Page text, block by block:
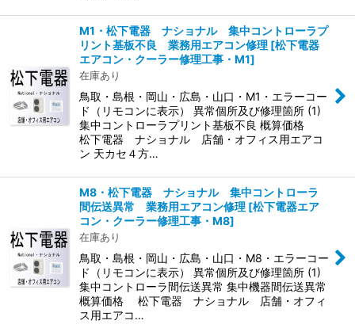
M1・松下電器 ナショナル 集中コントローラプ
リント基板不良 業務用エアコン修理 [松下電器
エアコン・クーラー修理工事・M1]
在庫あり
鳥取・島根・岡山・広島・山口・M1・エラーコー
ド（リモコンに表示） 異常個所及び修理箇所 (1)
集中コントローラプリント基板不良 概算価格
松下電器 ナショナル 店舗・オフィス用エアコ
ン 天カセ４方…
M8・松下電器 ナショナル 集中コントローラ
間伝送異常 業務用エアコン修理 [松下電器エア
コン・クーラー修理工事・M8]
在庫あり
鳥取・島根・岡山・広島・山口・M8・エラーコー
ド（リモコンに表示） 異常個所及び修理箇所 (1)
集中コントローラ間伝送異常 集中機器間伝送異常
概算価格 松下電器 ナショナル 店舗・オフィ
ス用エアコ…